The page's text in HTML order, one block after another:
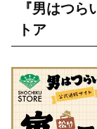
『男はつ
トア